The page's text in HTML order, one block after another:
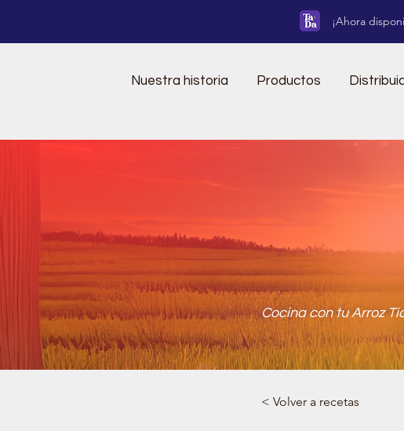
¡Ahora
Nuestra historia Productos
Cocina con tu Arroz
< Volver a recetas